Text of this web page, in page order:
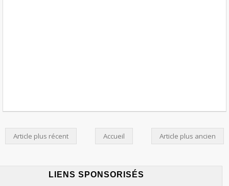
Article plus récent Article plus ancien
Accueil
LIENS SPONSORISÉS